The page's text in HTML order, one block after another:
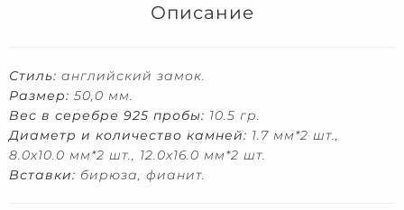
Описание
Стиль: английский замок.
Размер: 50,0 мм.
Вес в серебре 925 пробы: 10.5 гр.
Диаметр и количество камней: 1.7 мм*2 шт.,
8.0х10.0 мм*2 шт., 12.0х16.0 мм*2 шт.
Вставки: бирюза, фианит.